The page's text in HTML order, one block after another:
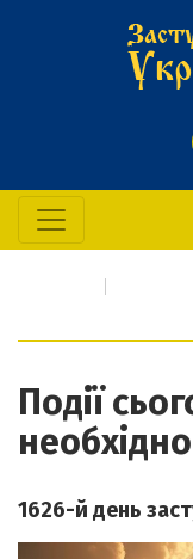
Події
1626-й день